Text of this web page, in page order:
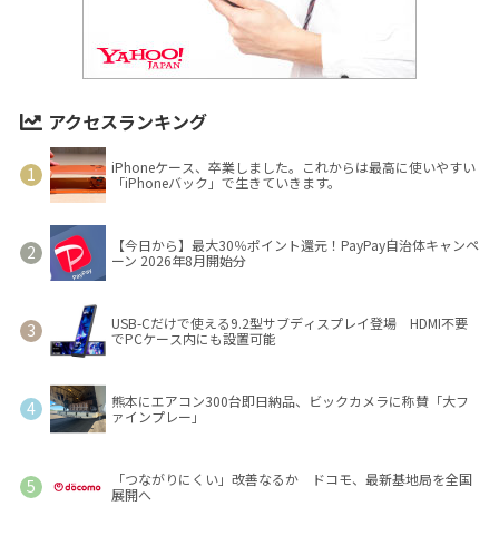
アクセスランキング
iPhoneケース、卒業しました。これからは最高に使いやすい
「iPhoneバック」で生きていきます。
【今日から】最大30％ポイント還元！PayPay自治体キャンペ
ーン 2026年8月開始分
USB-Cだけで使える9.2型サブディスプレイ登場 HDMI不要
でPCケース内にも設置可能
熊本にエアコン300台即日納品、ビックカメラに称賛「大フ
ァインプレー」
「つながりにくい」改善なるか ドコモ、最新基地局を全国
展開へ